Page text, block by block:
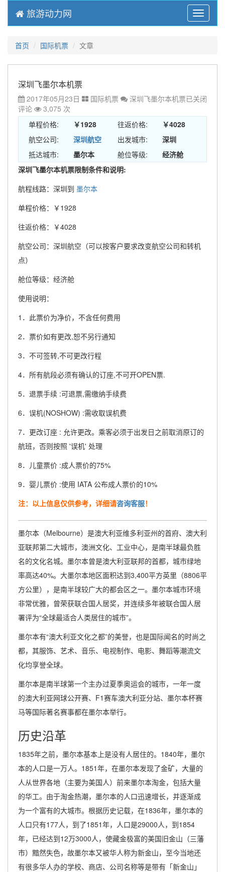
Menu
旅游动力网
首页 国际机票 文章
深圳飞墨尔本机票
2017年05月23日 国际机票 深圳飞墨尔本机票已关闭
评论
3,075 次
单程价格:
￥1928 往返价格:
￥4028
航空公司:
深圳航空 出发城市:
深圳
抵达城市:
墨尔本 舱位等级:
经济舱
深圳飞墨尔本机票限制条件和说明:
航程线路：深圳到 墨尔本
单程价格：￥1928
往返价格：￥4028
航空公司：深圳航空（可以按客户要求改变航空公司和转机
点）
舱位等级：经济舱
使用说明：
1．此票价为净价，不含任何费用
2．票价如有更改,恕不另行通知
3．不可签转,不可更改行程
4．所有航段必须有确认的订座,不可开OPEN票.
5．退票手续 :可退票,需缴纳手续费
6．误机(NOSHOW) :需收取误机费
7．更改订座 : 允许更改。乘客必须于出发日之前取消原订的
航班，否则按照 '误机' 处理
8．儿童票价 :成人票价的75%
9．婴儿票价 :使用 IATA 公布成人票价的10%
注：以上信息仅供参考，详细请咨询客服！
墨尔本（Melbourne）是澳大利亚维多利亚州的首府、澳大利
亚联邦第二大城市，澳洲文化、工业中心，是南半球最负胜
名的文化名城。墨尔本曾是澳大利亚联邦的首都，城市绿地
率高达40%。大墨尔本地区面积达到3,400平方英里（8806平
方公里），是南半球较广大的都会区之一。墨尔本城市环境
非常优雅，曾荣获联合国人居奖，并连续多年被联合国人居
署评为“全球最适合人类居住的城市”。
墨尔本有“澳大利亚文化之都”的美誉，也是国际闻名的时尚之
都，其服饰、艺术、音乐、电视制作、电影、舞蹈等潮流文
化均享誉全球。
墨尔本是南半球第一个主办过夏季奥运会的城市，一年一度
的澳大利亚网球公开赛、F1赛车澳大利亚分站、墨尔本杯赛
马等国际著名赛事都在墨尔本举行。
历史沿革
1835年之前，墨尔本基本上是没有人居住的。1840年，墨尔
本的人口是一万人。1851年，在墨尔本发现了金矿，大量的
人从世界各地（主要为美国人）前来墨尔本淘金，包括大量
的华工。由于淘金热潮，墨尔本的人口迅速增长，并逐渐成
为一个富有的大城市。根据历史记载，在1836年，墨尔本的
人口只有177人，到了1851年，人口是29000人，到1854
年，已经达到12万3000人，使藏金极富的美国旧金山（三藩
市）黯然失色，故墨尔本又被华人称为新金山，至今当地还
有很多华人办的学校、商店、公司名称等是带有「新金山」